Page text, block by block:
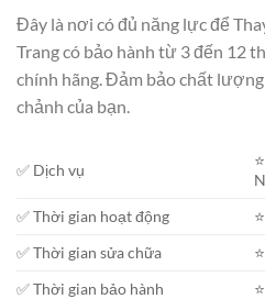
Đây là nơi có đủ năng lực để
Trang có bảo hành từ 3 đến 12
chính hãng. Đảm bảo chất lượng
chảnh của bạn.
✅ Dịch vụ
✅ Thời gian hoạt động
✅ Thời gian sửa chữa
✅ Thời gian bảo hành